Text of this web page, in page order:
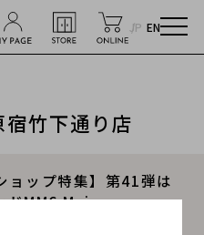
JP EN
竹下通り店
ョップ特集】第41弾は
ドMM6 Maison